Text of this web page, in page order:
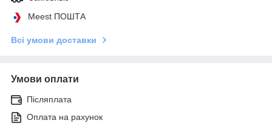
Meest ПОШТА
Всі умови доставки
Умови оплати
Післяплата
Оплата на рахунок